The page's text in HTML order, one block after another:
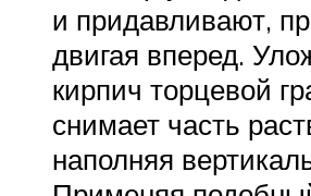
и придавливают,
двигая вперед.
кирпич торцевой
снимает часть
наполняя